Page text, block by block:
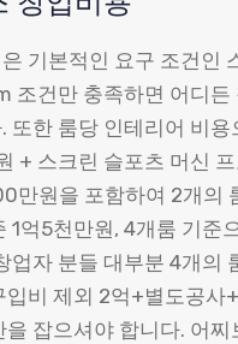
기본적인 요구 조건인
조건만 충족하면 어디든
또한 룸당 인테리어 비용
+ 스크린 슬포츠 머신
만원을 포함하여 2개의
1억5천만원, 4개룸 기준
업자 분들 대부분 4개의
입비 제외 2억+별도공사
잡으셔야 합니다. 어찌